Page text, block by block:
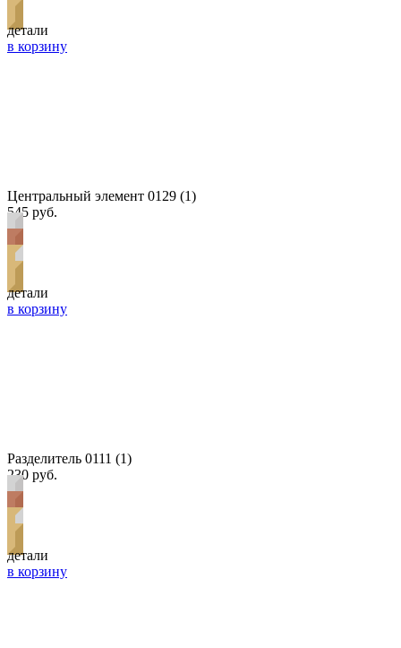
детали
в корзину
Центральный элемент 0129 (1)
545 руб.
детали
в корзину
Разделитель 0111 (1)
230 руб.
детали
в корзину